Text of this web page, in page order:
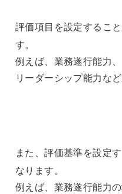
評価項目を設定するこ
す。
例えば、業務遂行能力
リーダーシップ能力な
また、評価基準を設定
なります。
例えば、業務遂行能力